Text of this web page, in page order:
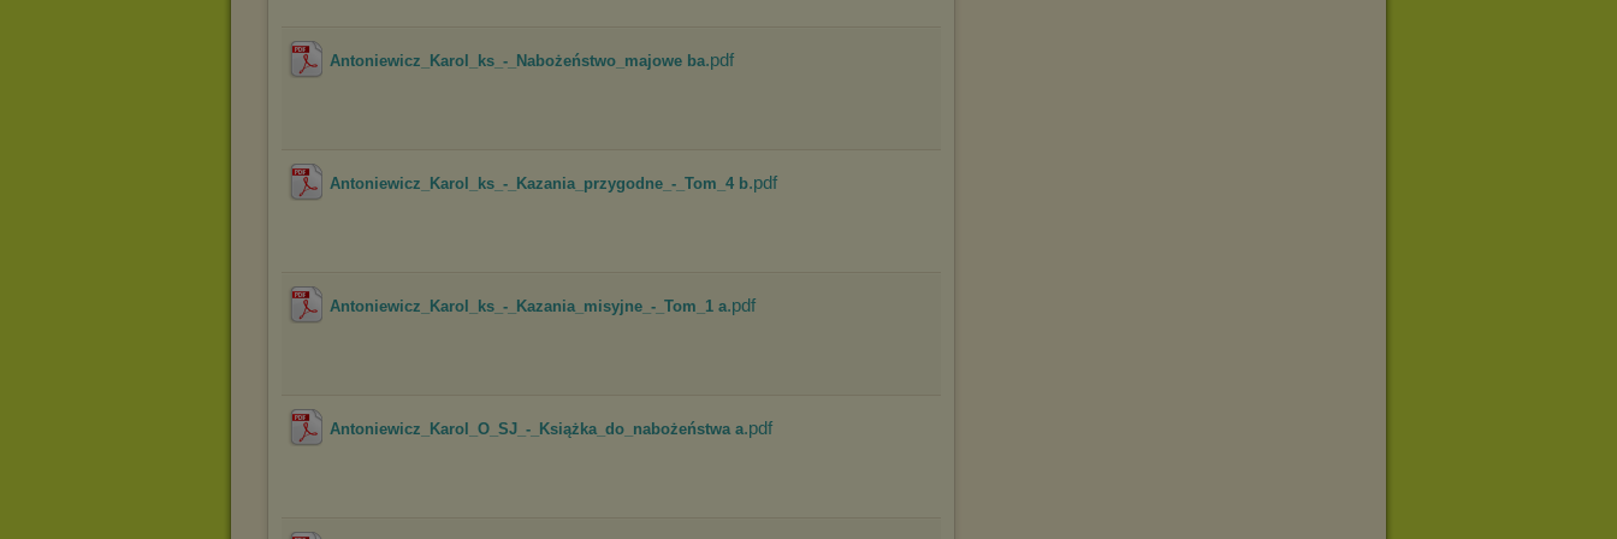
będzie dopasowana do Twoich preferencji, a będzie to reklama
wyświetlona przypadkowo.
internetowej.
Antoniewicz_Karol_ks_-_Nabożeństwo_majowe ba.pdf
Antoniewicz_Karol_ks_-_Kazania_przygodne_-_Tom_4 b.pdf
Antoniewicz_Karol_ks_-_Kazania_misyjne_-_Tom_1 a.pdf
Antoniewicz_Karol_O_SJ_-_Książka_do_nabożeństwa a.pdf